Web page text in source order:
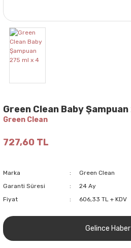
Green Clean Baby
Green Clean
727,60 TL
Marka
Green Clean
Garanti Süresi
24 Ay
Fiyat
606,33 TL + KDV
Gelince